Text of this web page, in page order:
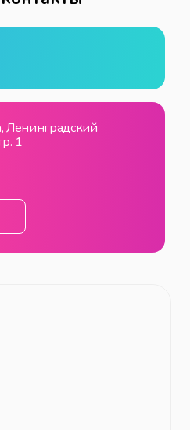
Ленинградский
1